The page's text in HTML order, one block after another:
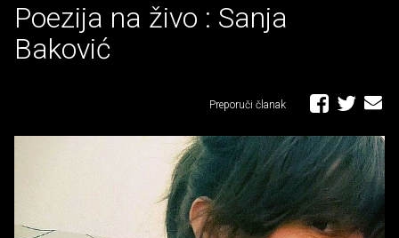
Poezija na živo : Sanja
Baković
Preporuči članak